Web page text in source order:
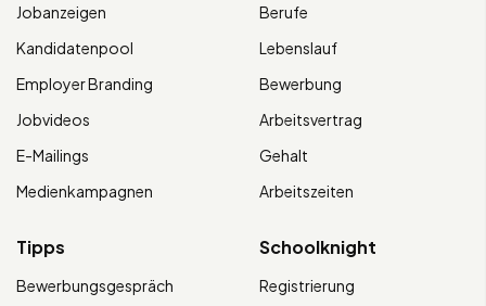
Jobanzeigen
Kandidatenpool
Employer Branding
Jobvideos
E-Mailings
Medienkampagnen
Berufe
Lebenslauf
Bewerbung
Arbeitsvertrag
Gehalt
Arbeitszeiten
Tipps
Bewerbungsgespräch
Schoolknight
Registrierung